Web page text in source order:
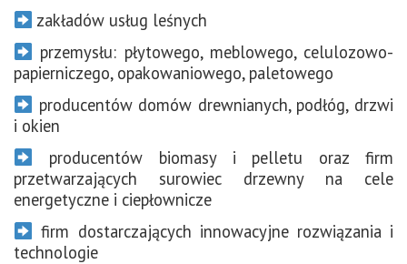
zakładów usług leśnych
przemysłu: płytowego, meblowego, celulozowo-
papierniczego, opakowaniowego, paletowego
producentów domów drewnianych, podłóg, drzwi
i okien
producentów biomasy i pelletu oraz firm
przetwarzających surowiec drzewny na cele
energetyczne i ciepłownicze
firm dostarczających innowacyjne rozwiązania i
technologie